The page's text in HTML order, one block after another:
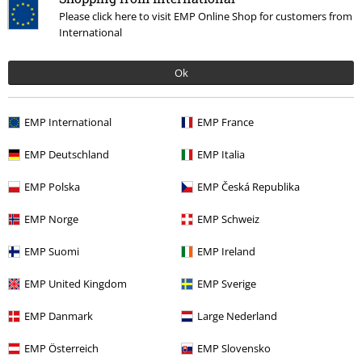
Please click here to visit EMP Online Shop for customers from
International
Ok
EMP International EMP France
EMP Deutschland EMP Italia
EMP Polska EMP Česká Republika
EMP Norge EMP Schweiz
EMP Suomi EMP Ireland
EMP United Kingdom EMP Sverige
EMP Danmark Large Nederland
EMP Österreich EMP Slovensko
Kč 679,00
More categories. More options.
Značky Oblečení